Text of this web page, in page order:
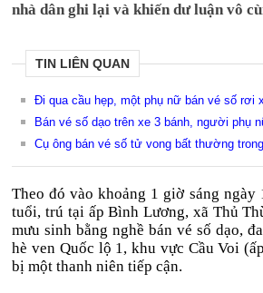
nhà dân ghi lại và khiến dư luận vô
TIN LIÊN QUAN
Đi qua cầu hẹp, một phụ nữ bán vé số rơi
Bán vé số dạo trên xe 3 bánh, người phụ
Cụ ông bán vé số tử vong bất thường
Theo đó vào khoảng 1 giờ sáng ngày
tuổi, trú tại ấp Bình Lương, xã Thủ
mưu sinh bằng nghề bán vé số dạo,
hè ven Quốc lộ 1, khu vực Cầu Voi
bị một thanh niên tiếp cận.